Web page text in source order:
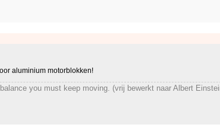
aluminium motorblokken!
you must keep moving. (vrij bewerkt naar Albert